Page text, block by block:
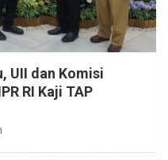
UII dan Komisi
RI Kaji TAP